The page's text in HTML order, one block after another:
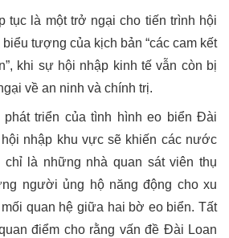
tục là một trở ngại cho tiến trình hội
tượng của kịch bản “các cam kết
khi sự hội nhập kinh tế vẫn còn bị
về an ninh và chính trị.
triển của tình hình eo biển Đài
hội nhập khu vực sẽ khiến các nước
là những nhà quan sát viên thụ
người ủng hộ năng động cho xu
quan hệ giữa hai bờ eo biển. Tất
điểm cho rằng vấn đề Đài Loan